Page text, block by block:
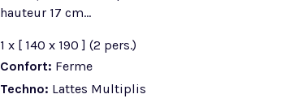
hauteur 17 cm...
1 x [ 140 x 190 ] (2 pers.)
Confort: Ferme
Techno: Lattes Multiplis